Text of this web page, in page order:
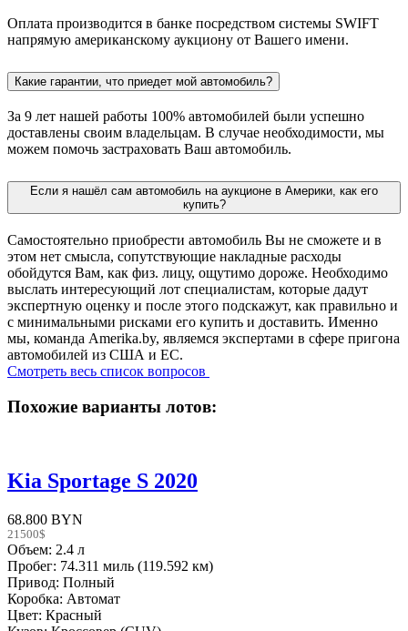
Оплата производится в банке посредством системы SWIFT
напрямую американскому аукциону от Вашего имени.
Какие гарантии, что приедет мой автомобиль?
За 9 лет нашей работы 100% автомобилей были успешно
доставлены своим владельцам. В случае необходимости, мы
можем помочь застраховать Ваш автомобиль.
Если я нашёл сам автомобиль на аукционе в Америки, как его
купить?
Самостоятельно приобрести автомобиль Вы не сможете и в
этом нет смысла, сопутствующие накладные расходы
обойдутся Вам, как физ. лицу, ощутимо дороже. Необходимо
выслать интересующий лот специалистам, которые дадут
экспертную оценку и после этого подскажут, как правильно и
с минимальными рисками его купить и доставить. Именно
мы, команда Amerika.by, являемся экспертами в сфере пригона
автомобилей из США и ЕС.
Смотреть весь список вопросов
Похожие варианты лотов:
Kia Sportage S 2020
68.800 BYN
21500$
Объем: 2.4 л
Пробег: 74.311 миль (119.592 км)
Привод: Полный
Коробка: Автомат
Цвет: Красный